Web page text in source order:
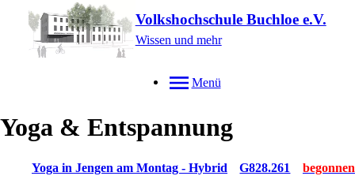
Volkshochschule Buchloe e.V.
Wissen und mehr
Menü
Yoga & Entspannung
Yoga in Jengen am Montag - Hybrid
G828.261